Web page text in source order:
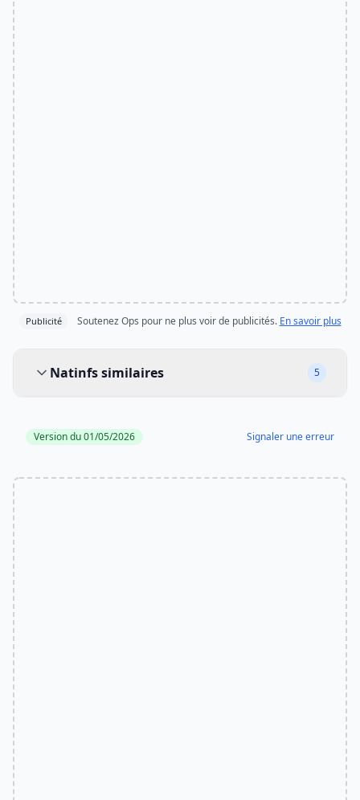
Publicité Soutenez Ops pour ne plus voir de publicités. En savoir plus
Natinfs similaires
5
Version du 01/05/2026 Signaler une erreur